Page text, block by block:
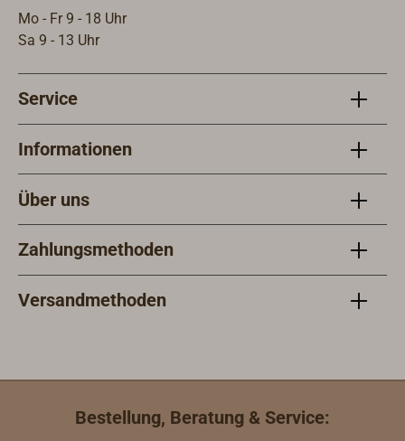
Mo - Fr 9 - 18 Uhr
Sa 9 - 13 Uhr
Service
Informationen
Über uns
Zahlungsmethoden
Versandmethoden
Bestellung, Beratung & Service: